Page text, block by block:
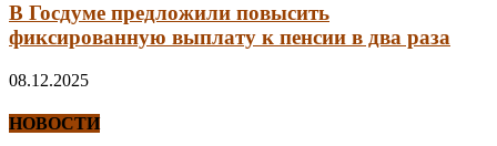
В Госдуме предложили повысить
фиксированную выплату к пенсии в два раза
08.12.2025
НОВОСТИ